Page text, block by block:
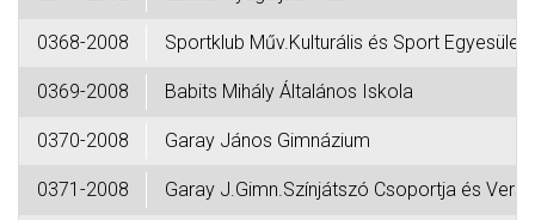
0368-2008 Sportklub Műv.Kulturális és Sport Egyesület
0369-2008 Babits Mihály Általános Iskola
0370-2008 Garay János Gimnázium
0371-2008 Garay J.Gimn.Színjátszó Csoportja és